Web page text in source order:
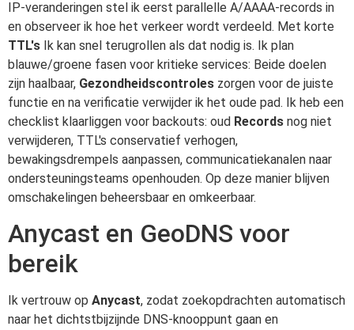
IP-veranderingen stel ik eerst parallelle A/AAAA-records in
en observeer ik hoe het verkeer wordt verdeeld. Met korte
TTL's Ik kan snel terugrollen als dat nodig is. Ik plan
blauwe/groene fasen voor kritieke services: Beide doelen
zijn haalbaar, Gezondheidscontroles zorgen voor de juiste
functie en na verificatie verwijder ik het oude pad. Ik heb een
checklist klaarliggen voor backouts: oud Records nog niet
verwijderen, TTL's conservatief verhogen,
bewakingsdrempels aanpassen, communicatiekanalen naar
ondersteuningsteams openhouden. Op deze manier blijven
omschakelingen beheersbaar en omkeerbaar.
Anycast en GeoDNS voor
bereik
Ik vertrouw op Anycast, zodat zoekopdrachten automatisch
naar het dichtstbijzijnde DNS-knooppunt gaan en